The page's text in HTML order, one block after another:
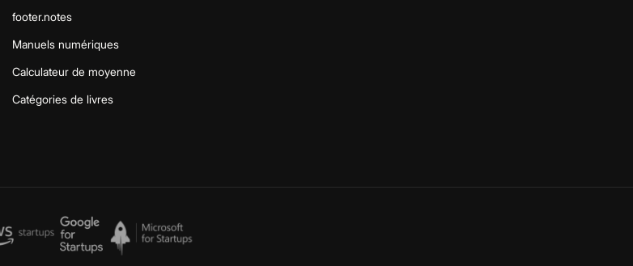
footer.notes
Manuels numériques
Calculateur de moyenne
Catégories de livres